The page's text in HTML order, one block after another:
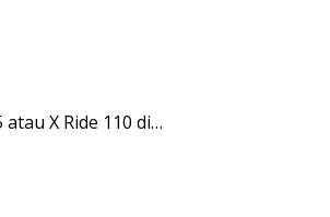
X Ride 110 di…